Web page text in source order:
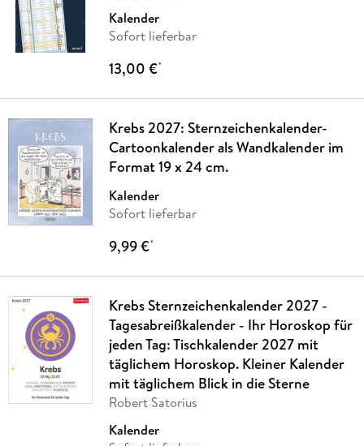
Kalender
Sofort lieferbar
13,00 €*
Krebs 2027: Sternzeichenkalender-
Cartoonkalender als Wandkalender im
Format 19 x 24 cm.
Kalender
Sofort lieferbar
9,99 €*
Krebs Sternzeichenkalender 2027 -
Tagesabreißkalender - Ihr Horoskop für
jeden Tag: Tischkalender 2027 mit
täglichem Horoskop. Kleiner Kalender
mit täglichem Blick in die Sterne
Robert Satorius
Kalender